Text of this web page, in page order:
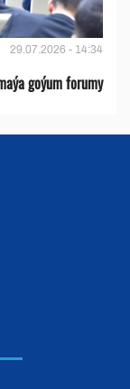
29.07.2026 - 14:34
goýum forumy